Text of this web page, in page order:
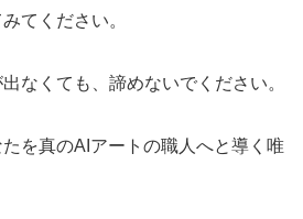
てください。
なくても、諦めないでください。
を真のAIアートの職人へと導く唯